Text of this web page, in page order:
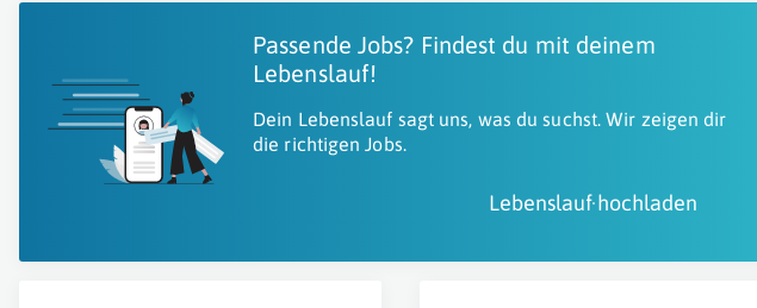
Passende Jobs? Findest du mit deinem
Lebenslauf!
Dein Lebenslauf sagt uns, was du suchst. Wir zeigen dir
die richtigen Jobs.
Lebenslauf hochladen